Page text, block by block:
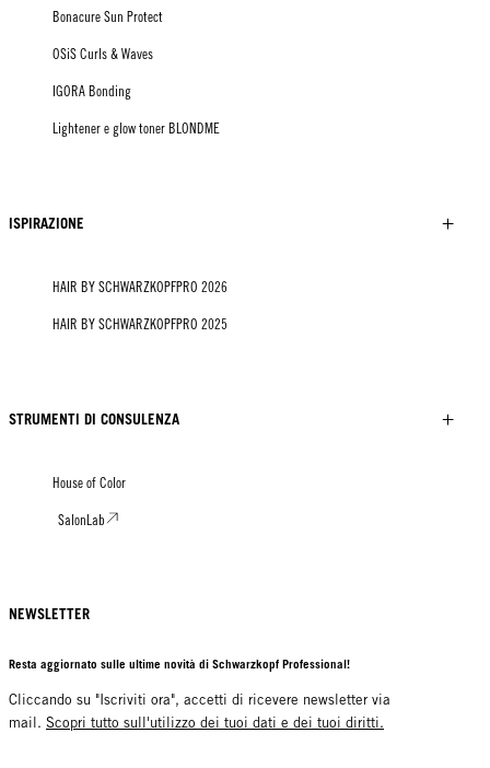
Bonacure Sun Protect
OSiS Curls & Waves
IGORA Bonding
Lightener e glow toner BLONDME
ISPIRAZIONE
HAIR BY SCHWARZKOPFPRO 2026
HAIR BY SCHWARZKOPFPRO 2025
STRUMENTI DI CONSULENZA
House of Color
SalonLab
NEWSLETTER
Resta aggiornato sulle ultime novità di Schwarzkopf Professional!
Cliccando su "Iscriviti ora", accetti di ricevere newsletter via
mail. Scopri tutto sull'utilizzo dei tuoi dati e dei tuoi diritti.